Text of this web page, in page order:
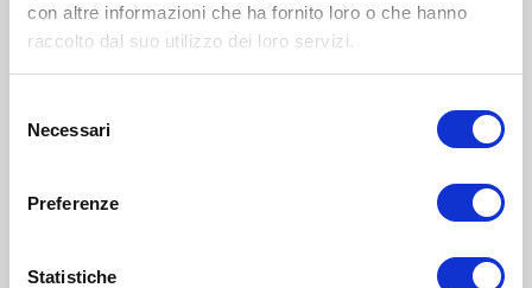
con altre informazioni che ha fornito loro o che hanno
raccolto dal suo utilizzo dei loro servizi.
delNecessari
Preferenze
Statistiche